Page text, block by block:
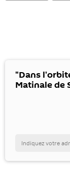
"Dans
Matinale de